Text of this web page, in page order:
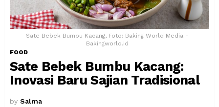
Sate Bebek Bumbu Kacang, Foto: Baking World Media -
Bakingworld.id
FOOD
Sate Bebek Bumbu Kacang:
Inovasi Baru Sajian Tradisional
by Salma